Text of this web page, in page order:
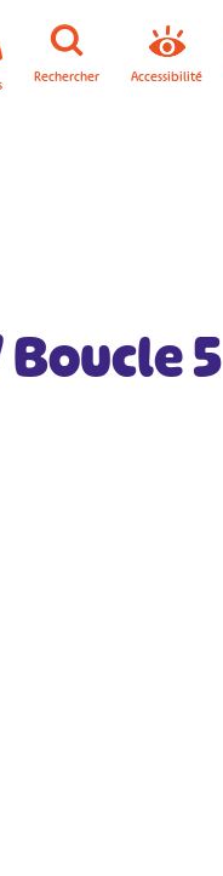
Rechercher Accessibilité
5